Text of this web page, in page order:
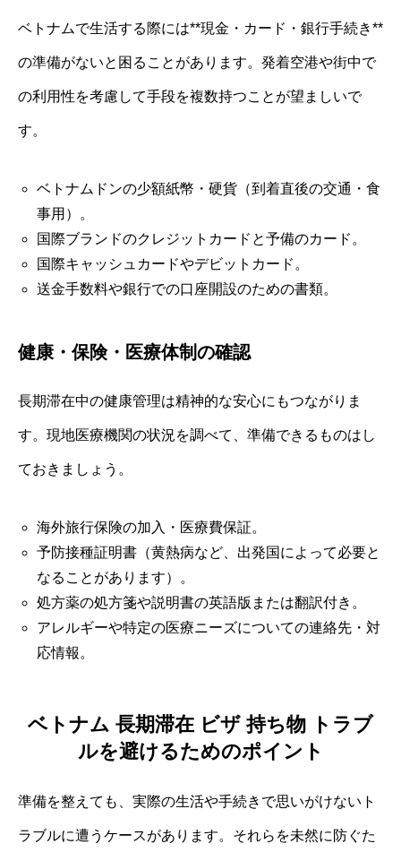
ベトナムで生活する際には**現金・カード・銀行手続き**
の準備がないと困ることがあります。発着空港や街中で
の利用性を考慮して手段を複数持つことが望ましいで
す。
ベトナムドンの少額紙幣・硬貨（到着直後の交通・食
事用）。
国際ブランドのクレジットカードと予備のカード。
国際キャッシュカードやデビットカード。
送金手数料や銀行での口座開設のための書類。
健康・保険・医療体制の確認
長期滞在中の健康管理は精神的な安心にもつながりま
す。現地医療機関の状況を調べて、準備できるものはし
ておきましょう。
海外旅行保険の加入・医療費保証。
予防接種証明書（黄熱病など、出発国によって必要と
なることがあります）。
処方薬の処方箋や説明書の英語版または翻訳付き。
アレルギーや特定の医療ニーズについての連絡先・対
応情報。
ベトナム 長期滞在 ビザ 持ち物 トラブ
ルを避けるためのポイント
準備を整えても、実際の生活や手続きで思いがけないト
ラブルに遭うケースがあります。それらを未然に防ぐた